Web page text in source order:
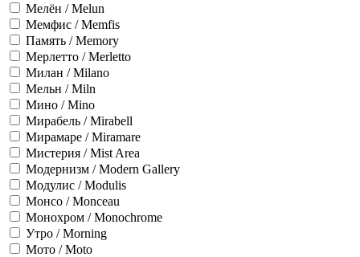
Мелён / Melun
Мемфис / Memfis
Память / Memory
Мерлетто / Merletto
Милан / Milano
Мельн / Miln
Мино / Mino
Мирабель / Mirabell
Мирамаре / Miramare
Мистерия / Mist Area
Модернизм / Modern Gallery
Модулис / Modulis
Монсо / Monceau
Монохром / Monochrome
Утро / Morning
Мото / Moto